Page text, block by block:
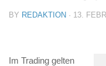
BY REDAKTION · 13.
Im Trading gelten